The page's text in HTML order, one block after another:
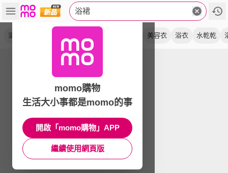
浴裙
浴袍 美容衣 浴衣 水乾乾
momo購物
生活大小事都是momo的事
開啟「momo購物」APP
繼續使用網頁版